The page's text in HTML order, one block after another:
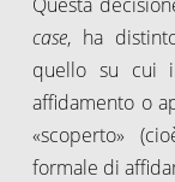
case, ha
quello su cui
affidamento o
«scoperto»
formale di